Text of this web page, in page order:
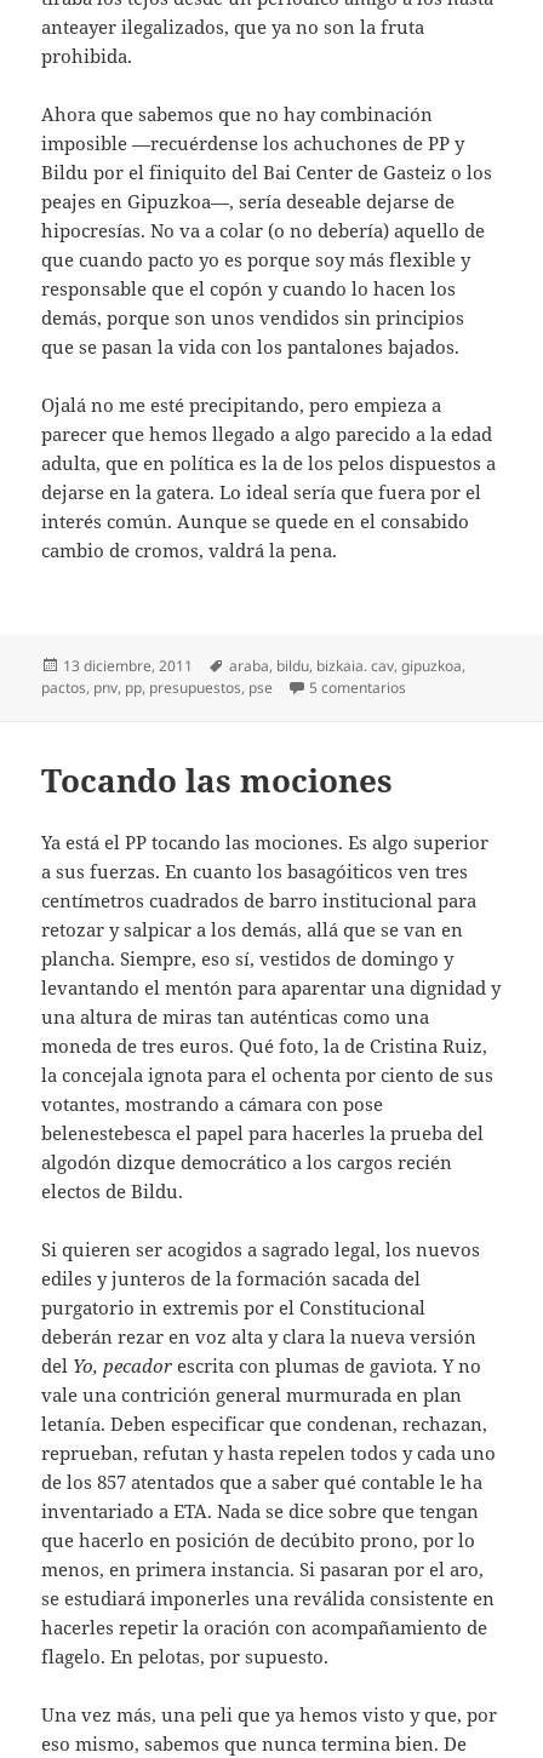
anteayer ilegalizados, que ya no son la fruta
prohibida.
Ahora que sabemos que no hay combinación
imposible —recuérdense los achuchones de PP y
Bildu por el finiquito del Bai Center de Gasteiz o los
peajes en Gipuzkoa—, sería deseable dejarse de
hipocresías. No va a colar (o no debería) aquello de
que cuando pacto yo es porque soy más flexible y
responsable que el copón y cuando lo hacen los
demás, porque son unos vendidos sin principios
que se pasan la vida con los pantalones bajados.
Ojalá no me esté precipitando, pero empieza a
parecer que hemos llegado a algo parecido a la edad
adulta, que en política es la de los pelos dispuestos a
dejarse en la gatera. Lo ideal sería que fuera por el
interés común. Aunque se quede en el consabido
cambio de cromos, valdrá la pena.
Publicado
el
13 diciembre, 2011 Etiquetas
araba, bildu, bizkaia. cav,gipuzkoa,
pactos, pnv, pp, presupuestos, pse 5 comentarios
Tocando las mociones
Ya está el PP tocando las mociones. Es algo superior
a sus fuerzas. En cuanto los basagóiticos ven tres
centímetros cuadrados de barro institucional para
retozar y salpicar a los demás, allá que se van en
plancha. Siempre, eso sí, vestidos de domingo y
levantando el mentón para aparentar una dignidad y
una altura de miras tan auténticas como una
moneda de tres euros. Qué foto, la de Cristina Ruiz,
la concejala ignota para el ochenta por ciento de sus
votantes, mostrando a cámara con pose
belenestebesca el papel para hacerles la prueba del
algodón dizque democrático a los cargos recién
electos de Bildu.
Si quieren ser acogidos a sagrado legal, los nuevos
ediles y junteros de la formación sacada del
purgatorio in extremis por el Constitucional
deberán rezar en voz alta y clara la nueva versión
del Yo, pecador escrita con plumas de gaviota. Y no
vale una contrición general murmurada en plan
letanía. Deben especificar que condenan, rechazan,
reprueban, refutan y hasta repelen todos y cada uno
de los 857 atentados que a saber qué contable le ha
inventariado a ETA. Nada se dice sobre que tengan
que hacerlo en posición de decúbito prono, por lo
menos, en primera instancia. Si pasaran por el aro,
se estudiará imponerles una reválida consistente en
hacerles repetir la oración con acompañamiento de
flagelo. En pelotas, por supuesto.
Una vez más, una peli que ya hemos visto y que, por
eso mismo, sabemos que nunca termina bien. De